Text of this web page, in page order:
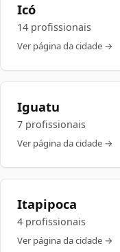
Icó
14 profissionais
Ver página da cidade →
Iguatu
7 profissionais
Ver página da cidade →
Itapipoca
4 profissionais
Ver página da cidade →